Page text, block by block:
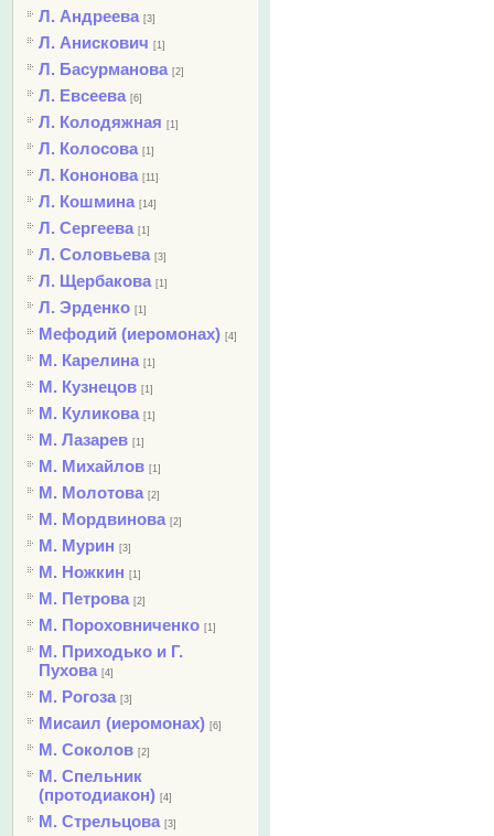
Л. Андреева [3]
Л. Анискович [1]
Л. Басурманова [2]
Л. Евсеева [6]
Л. Колодяжная [1]
Л. Колосова [1]
Л. Кононова [11]
Л. Кошмина [14]
Л. Сергеева [1]
Л. Соловьева [3]
Л. Щербакова [1]
Л. Эрденко [1]
Мефодий (иеромонах) [4]
М. Карелина [1]
М. Кузнецов [1]
М. Куликова [1]
М. Лазарев [1]
М. Михайлов [1]
М. Молотова [2]
М. Мордвинова [2]
М. Мурин [3]
М. Ножкин [1]
М. Петрова [2]
М. Пороховниченко [1]
М. Приходько и Г.
Пухова [4]
М. Рогоза [3]
Мисаил (иеромонах) [6]
М. Соколов [2]
М. Спельник
(протодиакон) [4]
М. Стрельцова [3]